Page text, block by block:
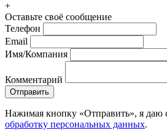
+
Оставьте своё сообщение
Телефон
Email
Имя/Компания
Комментарий
Отправить
Нажимая кнопку «Отправить», я даю
обработку персональных данных.